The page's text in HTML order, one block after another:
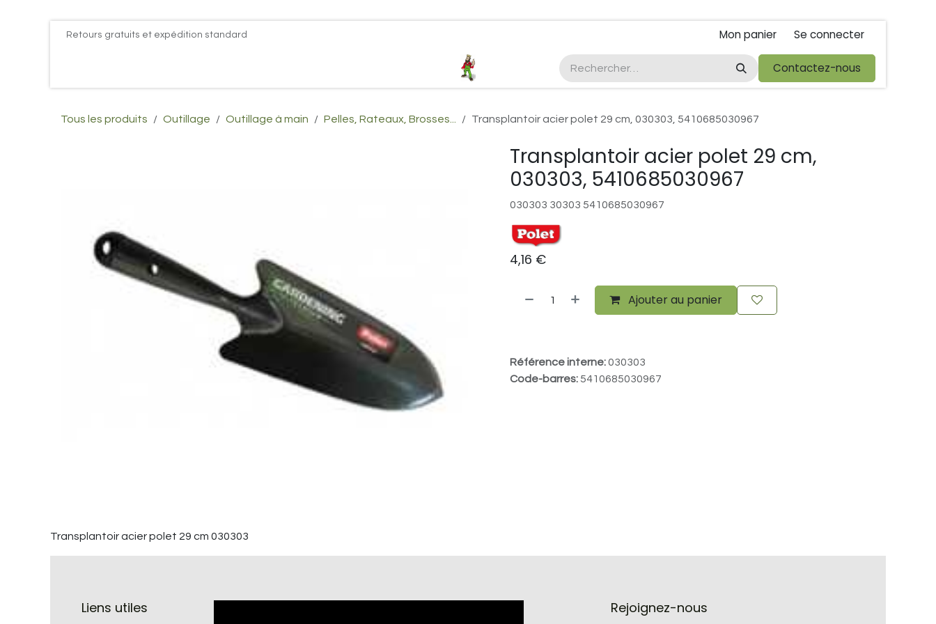
Se rendre au contenuRetours gratuits et expédition standard Mon panier Se connecter
Plus d'infos Kubota 38cv EGO Kubota foire de libramont Droit de rétractations
Contactez-nous
Tous les produits Outillage Outillage à main Pelles, Rateaux, Brosses... Transplantoir acier polet 29 cm, 030303, 5410685030967
Transplantoir acier polet 29 cm,
030303, 5410685030967
030303 30303 5410685030967
4,16 €
Ajouter au panier
Référence interne:030303
Code-barres:5410685030967
Transplantoir acier polet 29 cm 030303
Liens utiles Rejoignez-nous